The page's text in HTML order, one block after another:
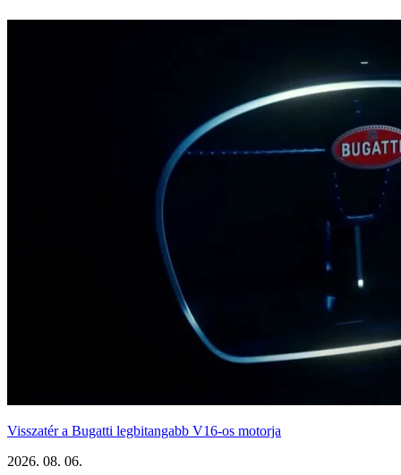
Visszatér a Bugatti legbitangabb V16-os motorja
2026. 08. 06.